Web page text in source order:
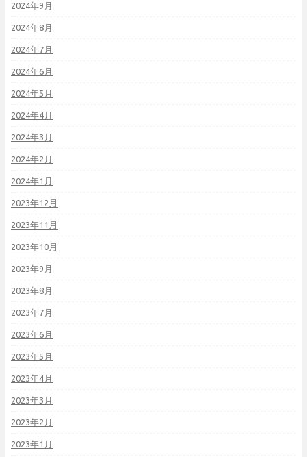
2024年9月
2024年8月
2024年7月
2024年6月
2024年5月
2024年4月
2024年3月
2024年2月
2024年1月
2023年12月
2023年11月
2023年10月
2023年9月
2023年8月
2023年7月
2023年6月
2023年5月
2023年4月
2023年3月
2023年2月
2023年1月